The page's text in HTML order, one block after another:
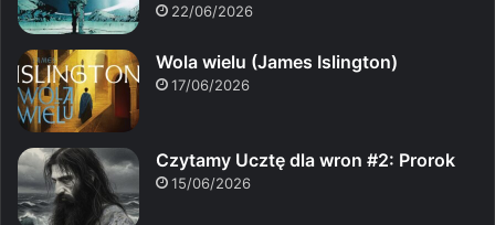
22/06/2026
Wola wielu (James Islington)
17/06/2026
Czytamy Ucztę dla wron #2: Prorok
15/06/2026